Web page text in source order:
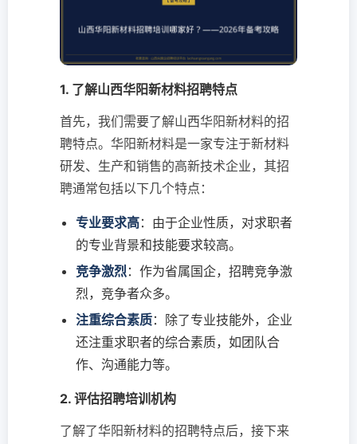
1. 了解山西华阳新材料招聘特点
首先，我们需要了解山西华阳新材料的招
聘特点。华阳新材料是一家专注于新材料
研发、生产和销售的高新技术企业，其招
聘通常包括以下几个特点：
专业要求高：由于企业性质，对求职者
的专业背景和技能要求较高。
竞争激烈：作为省属国企，招聘竞争激
烈，竞争者众多。
注重综合素质：除了专业技能外，企业
还注重求职者的综合素质，如团队合
作、沟通能力等。
2. 评估招聘培训机构
了解了华阳新材料的招聘特点后，接下来